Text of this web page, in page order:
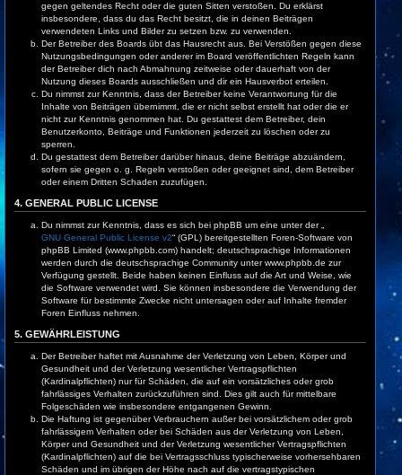
gegen geltendes Recht oder die guten Sitten verstoßen. Du erklärst
insbesondere, dass du das Recht besitzt, die in deinen Beiträgen
verwendeten Links und Bilder zu setzen bzw. zu verwenden.
Der Betreiber des Boards übt das Hausrecht aus. Bei Verstößen gegen diese
Nutzungsbedingungen oder anderer im Board veröffentlichten Regeln kann
der Betreiber dich nach Abmahnung zeitweise oder dauerhaft von der
Nutzung dieses Boards ausschließen und dir ein Hausverbot erteilen.
Du nimmst zur Kenntnis, dass der Betreiber keine Verantwortung für die
Inhalte von Beiträgen übernimmt, die er nicht selbst erstellt hat oder die er
nicht zur Kenntnis genommen hat. Du gestattest dem Betreiber, dein
Benutzerkonto, Beiträge und Funktionen jederzeit zu löschen oder zu
sperren.
Du gestattest dem Betreiber darüber hinaus, deine Beiträge abzuändern,
sofern sie gegen o. g. Regeln verstoßen oder geeignet sind, dem Betreiber
oder einem Dritten Schaden zuzufügen.
4. GENERAL PUBLIC LICENSE
Du nimmst zur Kenntnis, dass es sich bei phpBB um eine unter der „
GNU General Public License v2“ (GPL) bereitgestellten Foren-Software von
phpBB Limited (www.phpbb.com) handelt; deutschsprachige Informationen
werden durch die deutschsprachige Community unter www.phpbb.de zur
Verfügung gestellt. Beide haben keinen Einfluss auf die Art und Weise, wie
die Software verwendet wird. Sie können insbesondere die Verwendung der
Software für bestimmte Zwecke nicht untersagen oder auf Inhalte fremder
Foren Einfluss nehmen.
5. GEWÄHRLEISTUNG
Der Betreiber haftet mit Ausnahme der Verletzung von Leben, Körper und
Gesundheit und der Verletzung wesentlicher Vertragspflichten
(Kardinalpflichten) nur für Schäden, die auf ein vorsätzliches oder grob
fahrlässiges Verhalten zurückzuführen sind. Dies gilt auch für mittelbare
Folgeschäden wie insbesondere entgangenen Gewinn.
Die Haftung ist gegenüber Verbrauchern außer bei vorsätzlichem oder grob
fahrlässigem Verhalten oder bei Schäden aus der Verletzung von Leben,
Körper und Gesundheit und der Verletzung wesentlicher Vertragspflichten
(Kardinalpflichten) auf die bei Vertragsschluss typischerweise vorhersehbaren
Schäden und im übrigen der Höhe nach auf die vertragstypischen